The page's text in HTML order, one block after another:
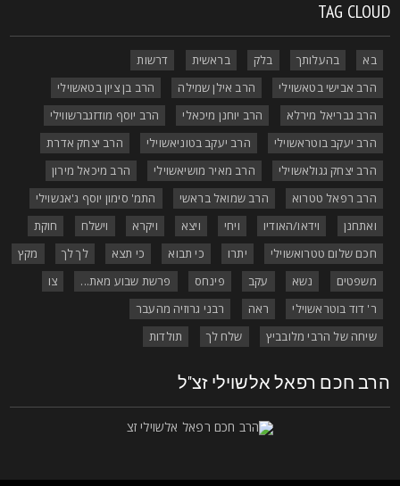
TAG
בא בהעלותך בלק בראשית
דרשות
הרב אבישי בטאשוילי
הרב אילן שמילה
הרב בן ציון בטאשוילי
הרב גבריאל מירלא
הרב יוחנן מיכאלי
הרב יוסף מודזגברשווילי
הרב יעקב בוטראשוילי
הרב יעקב בטוניאשוילי
הרב יצחק אדרת
הרב יצחק גגולאשוילי
הרב מאיר מושיאשוילי
הרב מיכאל מירון
הרב רפאל טטרוא
הרב שמואל בראשי
התמ' סימון יוסף ג'אנשוילי
ואתחנן
וידאו/האודיו ויחי ויצא ויקרא וישלח
חוקת
חכם שלום טטרואשוילי
יתרו כי תבוא כי תצא לך לך
מקץ
משפטים
נשא עקב פינחס פרשת שבוע מאת...
ר' דוד בוטראשוילי
ראה
רבני גרוזיה מהעבר
שיחה של הרבי מלובביץ
שלח לך תולדות
חכם רפאל אלשוילי זצ"ל